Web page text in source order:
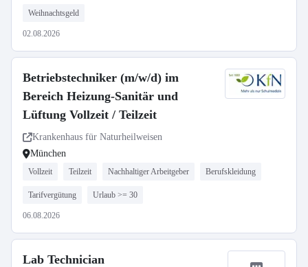
Weihnachtsgeld
02.08.2026
Betriebstechniker (m/w/d) im
Bereich Heizung-Sanitär und
Lüftung Vollzeit / Teilzeit
Krankenhaus für Naturheilweisen
München
Vollzeit Teilzeit Nachhaltiger Arbeitgeber Berufskleidung
Tarifvergütung Urlaub >= 30
06.08.2026
Lab Technician